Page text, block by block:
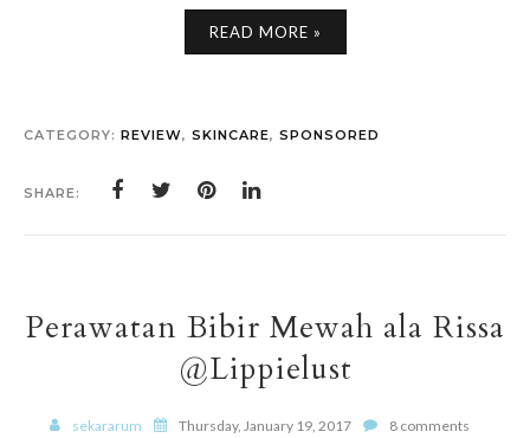
READ MORE »
CATEGORY: REVIEW, SKINCARE, SPONSORED
SHARE:
Perawatan Bibir Mewah ala Rissa
@Lippielust
sekararum Thursday, January 19, 2017 8 comments